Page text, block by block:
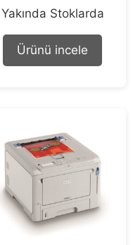
o
t
f
Yakında Stoklarda
Ürünü incele